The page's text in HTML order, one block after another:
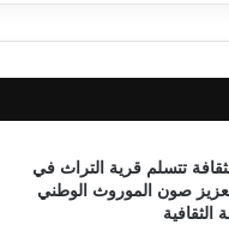
تتسلم قرية التراث في
صون الموروث الوطني
الثقافية